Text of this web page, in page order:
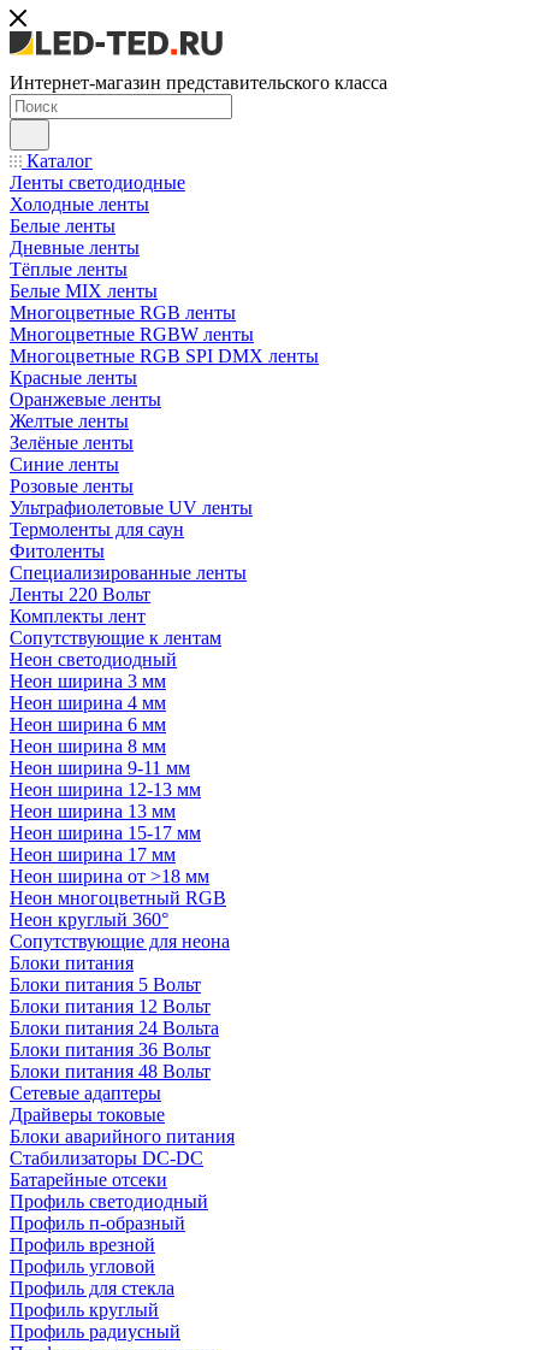
Интернет-магазин представительского класса
Каталог
Ленты светодиодные
Холодные ленты
Белые ленты
Дневные ленты
Тёплые ленты
Белые MIX ленты
Многоцветные RGB ленты
Многоцветные RGBW ленты
Многоцветные RGB SPI DMX ленты
Красные ленты
Оранжевые ленты
Желтые ленты
Зелёные ленты
Синие ленты
Розовые ленты
Ультрафиолетовые UV ленты
Термоленты для саун
Фитоленты
Специализированные ленты
Ленты 220 Вольт
Комплекты лент
Сопутствующие к лентам
Неон светодиодный
Неон ширина 3 мм
Неон ширина 4 мм
Неон ширина 6 мм
Неон ширина 8 мм
Неон ширина 9-11 мм
Неон ширина 12-13 мм
Неон ширина 13 мм
Неон ширина 15-17 мм
Неон ширина 17 мм
Неон ширина от >18 мм
Неон многоцветный RGB
Неон круглый 360°
Сопутствующие для неона
Блоки питания
Блоки питания 5 Вольт
Блоки питания 12 Вольт
Блоки питания 24 Вольта
Блоки питания 36 Вольт
Блоки питания 48 Вольт
Сетевые адаптеры
Драйверы токовые
Блоки аварийного питания
Стабилизаторы DC-DC
Батарейные отсеки
Профиль светодиодный
Профиль п-образный
Профиль врезной
Профиль угловой
Профиль для стекла
Профиль круглый
Профиль радиусный